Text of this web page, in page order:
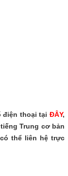
điện thoại tại ĐÂY,
Trung cơ bản
thể liên hệ trực